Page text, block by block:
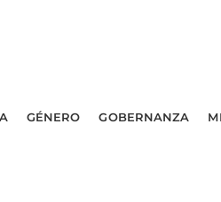
GÉNERO GOBERNANZA